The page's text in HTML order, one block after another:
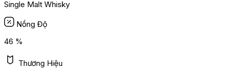
Single Malt Whisky
Nồng Độ
46 %
Thương Hiệu